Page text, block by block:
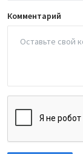
Комментарий